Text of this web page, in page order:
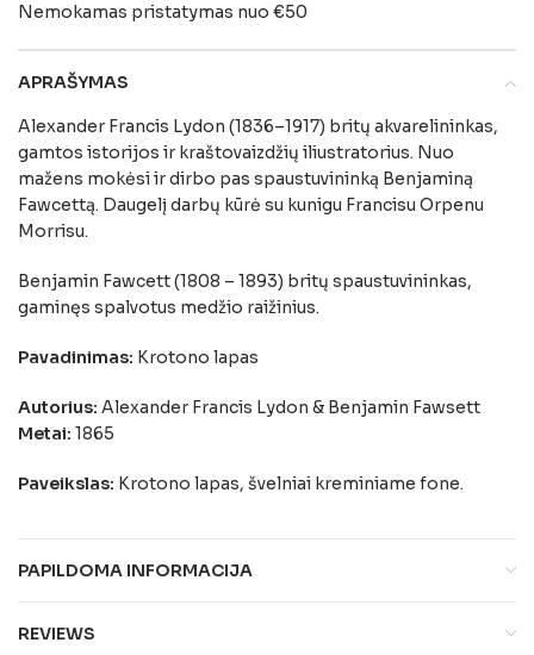
Nemokamas pristatymas nuo €50
APRAŠYMAS
Alexander Francis Lydon (1836–1917) britų akvarelininkas,
gamtos istorijos ir kraštovaizdžių iliustratorius. Nuo
mažens mokėsi ir dirbo pas spaustuvininką Benjaminą
Fawcettą. Daugelį darbų kūrė su kunigu Francisu Orpenu
Morrisu.
Benjamin Fawcett (1808 – 1893) britų spaustuvininkas,
gaminęs spalvotus medžio raižinius.
Pavadinimas: Krotono lapas
Autorius: Alexander Francis Lydon & Benjamin Fawsett
Metai: 1865
Paveikslas: Krotono lapas, švelniai kreminiame fone.
PAPILDOMA INFORMACIJA
REVIEWS